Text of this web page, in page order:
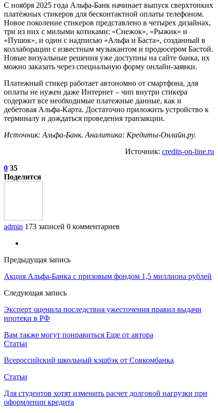
С ноября 2025 года Альфа-Банк начинает выпуск сверхтонких
платёжных стикеров для бесконтактной оплаты телефоном.
Новое поколение стикеров представлено в четырех дизайнах,
три из них с милыми котиками: «Снежок», «Рыжик» и
«Пушок», и один с надписью «Альфа и Баста», созданный в
коллаборации с известным музыкантом и продюсером Бастой.
Новые визуальные решения уже доступны на сайте банка, их
можно заказать через специальную форму онлайн-заявки.
Платежный стикер работает автономно от смартфона, для
оплаты не нужен даже Интернет – чип внутри стикера
содержит все необходимые платежные данные, как и
дебетовая Альфа-Карта. Достаточно приложить устройство к
терминалу и дождаться проведения транзакции.
Источник: Альфа-Банк. Аналитика: Кредиты-Онлайн.ру.
Источник: credits-on-line.ru
0 35
Поделится
admin 173 записей 0 комментариев
Предыдущая запись
Акция Альфа-Банка с призовым фондом 1,5 миллиона рублей
Следующая запись
Эксперт оценила последствия ужесточения правил выдачи
ипотеки в РФ
Вам также могут понравиться Еще от автора
Статьи
Всероссийский школьный кэшбэк от Совкомбанка
Статьи
Для студентов хотят изменить расчет долговой нагрузки при
оформлении кредита